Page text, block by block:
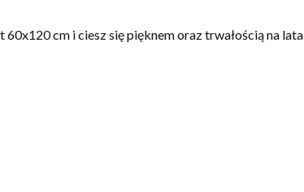
cm i ciesz się pięknem oraz trwałością na lata.